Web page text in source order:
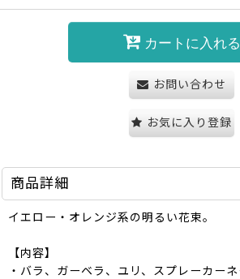
カートに入れる
お問い合わせ
お気に入り登録
商品詳細
イエロー・オレンジ系の明るい花束。
【内容】
・バラ、ガーベラ、ユリ、スプレーカー